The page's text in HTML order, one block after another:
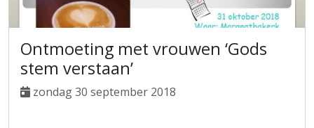
Ontmoeting met vrouwen ‘Gods
stem verstaan’
zondag 30 september 2018